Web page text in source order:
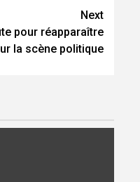
Next
pour réapparaître
la scène politique